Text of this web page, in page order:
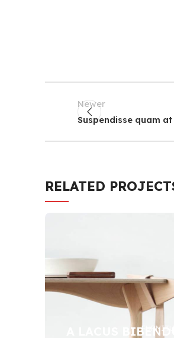
Newer
Suspendisse quam
RELATED
A LACUS